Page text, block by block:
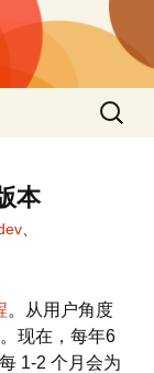
搜
索：
本
。从用户角度
现在，每年6
1-2 个月会为